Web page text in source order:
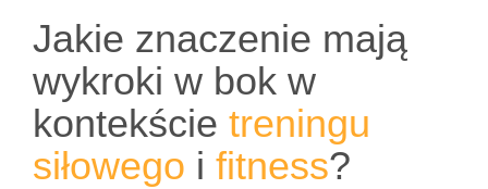
Jakie znaczenie mają
wykroki w bok w
kontekście treningu
siłowego i fitness?